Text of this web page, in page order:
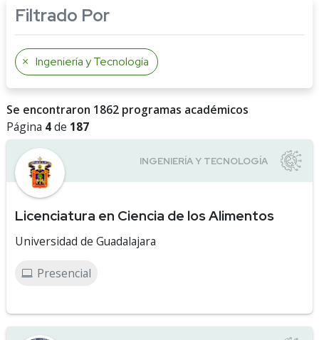
Filtrado Por
Ingeniería y Tecnología
Se encontraron 1862 programas académicos
Página 4de 187
Licenciatura en Ciencia de los Alimentos
Universidad de Guadalajara
Presencial